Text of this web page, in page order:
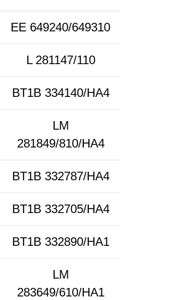
EE 649240/649310
L 281147/110
BT1B 334140/HA4
LM
281849/810/HA4
BT1B 332787/HA4
BT1B 332705/HA4
BT1B 332890/HA1
LM
283649/610/HA1